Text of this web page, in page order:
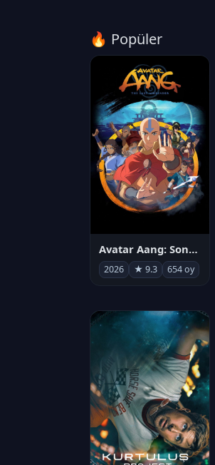
🔥 Popüler
Avatar Aang: Son Havabükücü
2026 ★ 9.3 654 oy